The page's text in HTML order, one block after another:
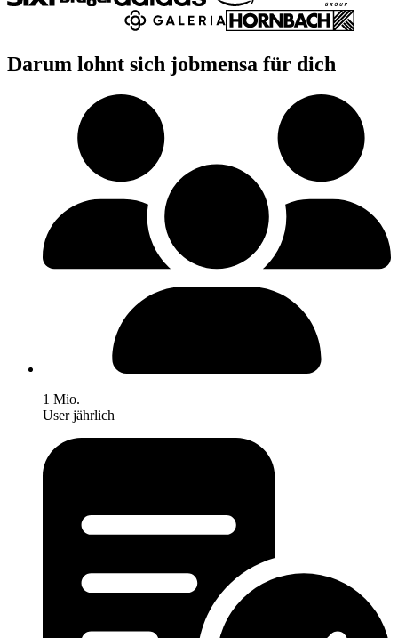
Darum lohnt sich jobmensa für dich
1 Mio.
User jährlich